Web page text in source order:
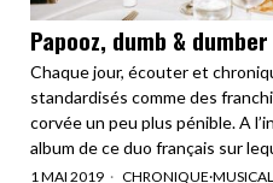
Papooz, dumb &
Chaque jour, écouter et
standardisés comme des
corvée un peu plus pénible. A
album de ce duo français sur
1 MAI 2019 CHRONIQUE·